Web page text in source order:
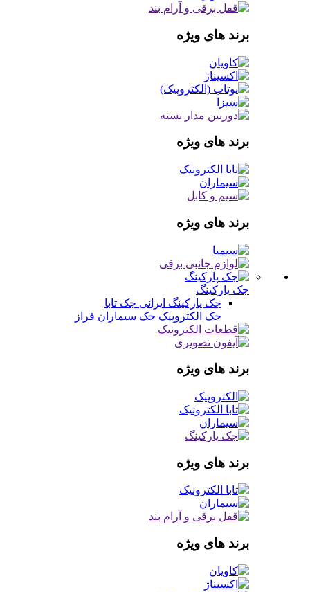
برند های ویژه
برند های ویژه
برند های ویژه
جک پارکینگ
جک پارکینگ ایرانی جک تابا
جک الکتروپیک جک سیماران فراز
برند های ویژه
برند های ویژه
برند های ویژه